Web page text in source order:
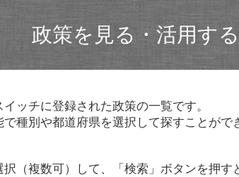
政策を見る・活用する
ッチに登録された政策の一覧です。
種別や都道府県を選択して探すことがで
（複数可）して、「検索」ボタンを押す